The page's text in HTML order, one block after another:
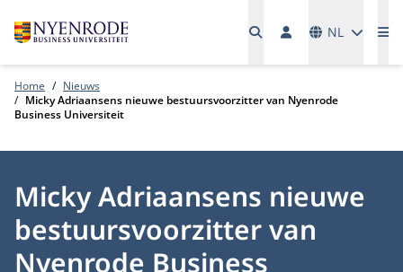
NL
Home
Nieuws
Micky Adriaansens nieuwe bestuursvoorzitter van Nyenrode
Business Universiteit
Micky Adriaansens nieuwe
bestuursvoorzitter van
Nyenrode Business